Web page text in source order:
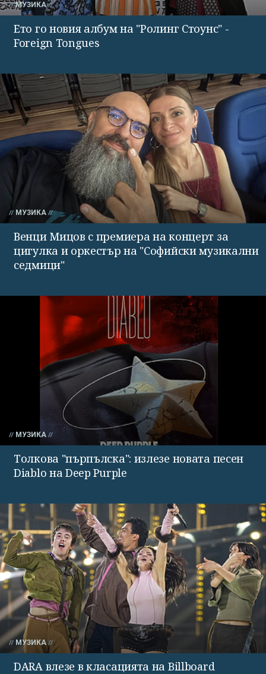
МУЗИКА
Ето го новия албум на "Ролинг Стоунс" -
Foreign Tongues
МУЗИКА
Венци Мицов с премиера на концерт за
цигулка и оркестър на "Софийски музикални
седмици"
МУЗИКА
Толкова "пърпълска": излезе новата песен
Diablo на Deep Purple
МУЗИКА
DARA влезе в класацията на Billboard